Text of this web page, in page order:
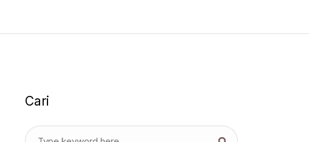
Cari